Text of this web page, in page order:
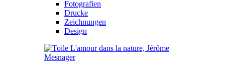
Fotografien
Drucke
Zeichnungen
Design